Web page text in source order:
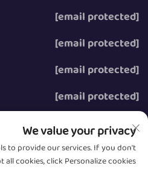
[email protected]
[email protected]
[email protected]
[email protected]
We value your privacy
to provide our services. If you don't
all cookies, click Personalize cookies.